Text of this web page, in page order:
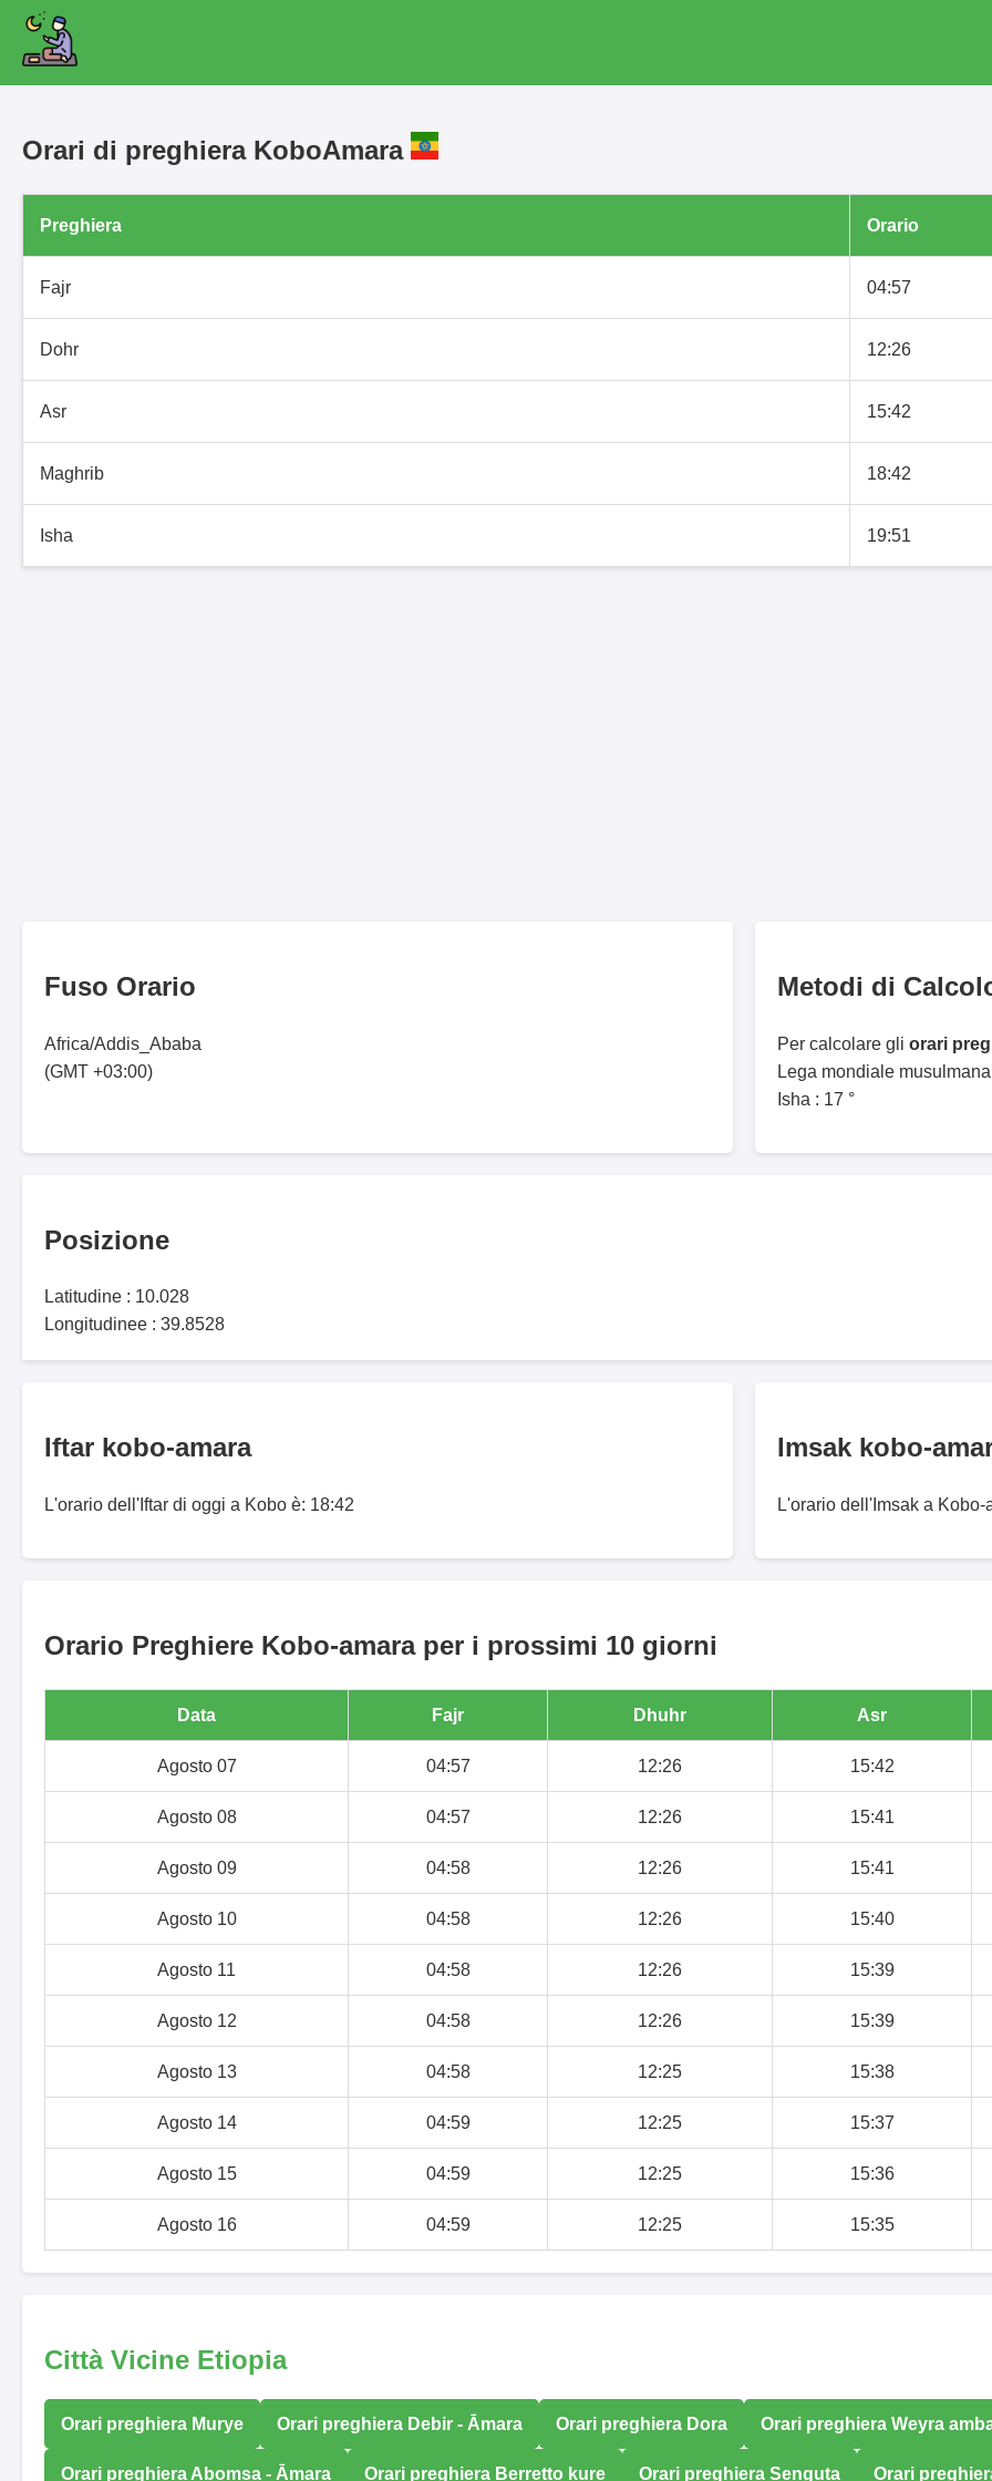
Orari di preghiera KoboAmara
Preghiera Orario
Fajr 04:57
Dohr 12:26
Asr 15:42
Maghrib 18:42
Isha 19:51
Fuso Orario
Africa/Addis_Ababa
(GMT +03:00)
Metodi di
Per calcolare gli orari
Lega mondiale
Isha : 17 °
Posizione
Latitudine : 10.028
Longitudinee : 39.8528
Iftar kobo-amara
L'orario dell'Iftar di oggi a Kobo è: 18:42
Imsak kobo-
L'orario dell'Imsak a
Orario Preghiere Kobo-amara per i prossimi 10 giorni
Data Fajr Dhuhr Asr
Agosto 07 04:57 12:26 15:42
Agosto 08 04:57 12:26 15:41
Agosto 09 04:58 12:26 15:41
Agosto 10 04:58 12:26 15:40
Agosto 11 04:58 12:26 15:39
Agosto 12 04:58 12:26 15:39
Agosto 13 04:58 12:25 15:38
Agosto 14 04:59 12:25 15:37
Agosto 15 04:59 12:25 15:36
Agosto 16 04:59 12:25 15:35
Città Vicine Etiopia
Orari preghiera Murye Orari preghiera Debir - Āmara Orari preghiera Dora Orari preghiera Weyra
Orari preghiera Abomsa - Āmara Orari preghiera Berretto kure Orari preghiera Senguta Orari